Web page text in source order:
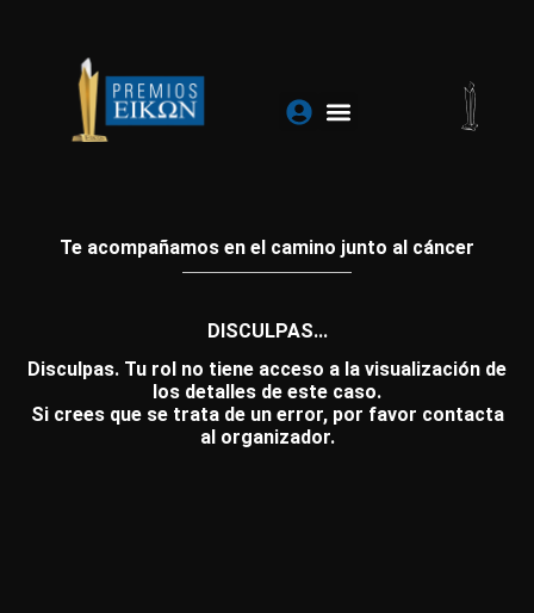
contenido
Te acompañamos en el camino junto al cáncer
DISCULPAS...
Disculpas. Tu rol no tiene acceso a la visualización de
los detalles de este caso.
Si crees que se trata de un error, por favor contacta
al organizador.